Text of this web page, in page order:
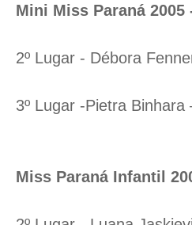
Mini Miss Paraná
2º Lugar - Débora
3º Lugar -Pietra Binhara
Miss Paraná Infantil